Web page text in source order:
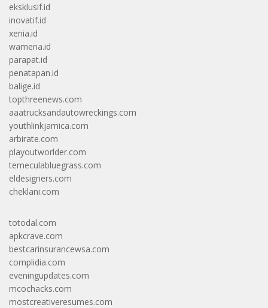
eksklusif.id
inovatif.id
xenia.id
wamena.id
parapat.id
penatapan.id
balige.id
topthreenews.com
aaatrucksandautowreckings.com
youthlinkjamica.com
arbirate.com
playoutworlder.com
temeculabluegrass.com
eldesigners.com
cheklani.com
totodal.com
apkcrave.com
bestcarinsurancewsa.com
complidia.com
eveningupdates.com
mcochacks.com
mostcreativeresumes.com